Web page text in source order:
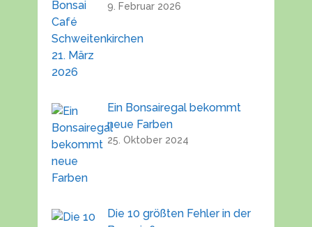
9. Februar 2026
Ein Bonsairegal bekommt
neue Farben
25. Oktober 2024
Die 10 größten Fehler in der